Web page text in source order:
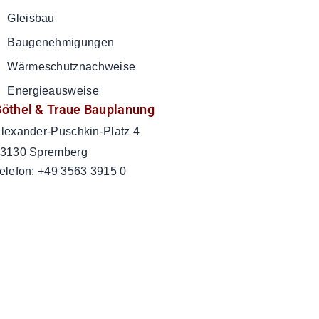
Gleisbau
Baugenehmigungen
Wärmeschutznachweise
Energieausweise
& Traue Bauplanung
Puschkin-Platz 4
Spremberg
+49 3563 3915 0